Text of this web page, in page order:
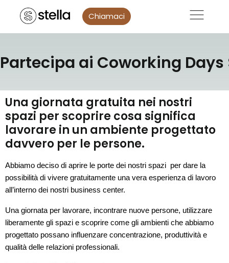
Chiamaci
Partecipa ai Coworking Days
Una giornata gratuita nei nostri
spazi per scoprire cosa significa
lavorare in un ambiente progettato
davvero per le persone.
Abbiamo deciso di aprire le porte dei nostri spazi  per dare la
possibilità di vivere gratuitamente una vera esperienza di lavoro
all’interno dei nostri business center.
Una giornata per lavorare, incontrare nuove persone, utilizzare
liberamente gli spazi e scoprire come gli ambienti che abbiamo
progettato possano influenzare concentrazione, produttività e
qualità delle relazioni professionali.